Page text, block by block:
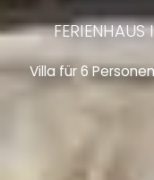
Villa für 6